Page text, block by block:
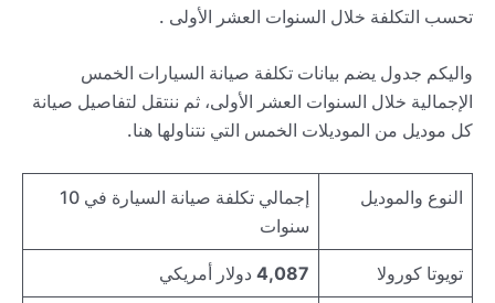
تحسب التكلفة خلال السنوات العشر الأولى .
واليكم جدول يضم بيانات تكلفة صيانة السيارات الخمس
الإجمالية خلال السنوات العشر الأولى، ثم ننتقل لتفاصيل صيانة
كل موديل من الموديلات الخمس التي نتناولها هنا.
النوع والموديل
إجمالي تكلفة صيانة السيارة في 10
سنوات
تويوتا كورولا 4,087 دولار أمريكي